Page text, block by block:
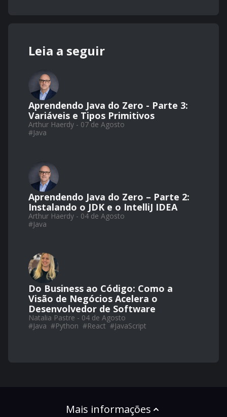
Leia a seguir
Aprendendo Java do Zero - Parte 3:
Variáveis e Tipos Primitivos
Arthur Haerdy - 07 de Agosto
#Java
Aprendendo Java do Zero – Parte 2:
Instalando o JDK e o IntelliJ IDEA
Arthur Haerdy - 04 de Agosto
#Java
Do Business ao Código: Como a
Visão de Negócios Acelera o
Desenvolvedor de Software
Natalia Pastre - 04 de Agosto
#Java #Python #React #JavaScript
Mais informações